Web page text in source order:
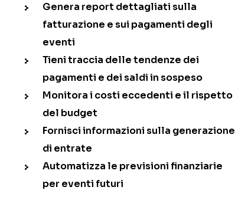
Genera report dettagliati sulla
fatturazione e sui pagamenti degli
eventi
Tieni traccia delle tendenze dei
pagamenti e dei saldi in sospeso
Monitora i costi eccedenti e il rispetto
del budget
Fornisci informazioni sulla generazione
di entrate
Automatizza le previsioni finanziarie
per eventi futuri